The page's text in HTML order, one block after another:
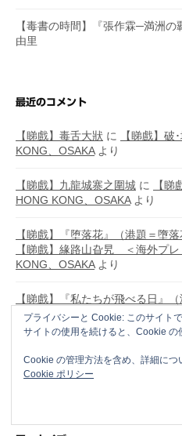
【毒書の時間】『張作霖─満洲
由里
最近のコメント
【睇戲】毒舌大狀 に
【睇戲】
KONG、OSAKAより
【睇戲】九龍城寨之圍城 に
【
HONG KONG、OSAKAより
【睇戲】『堕落花』（港題＝墮
【睇戲】緣路山旮旯 ＜海外プ
KONG、OSAKAより
【睇戲】『私たちが飛べる日』
初上映＞に【睇戲】緣路山旮
ちゃがHONG KONG、OSAKAよ
【睇戲】『アバディーン』（港
【睇戲】臨時決鬥 – どがちゃが
プライバシーと Cookie: このサイト
サイトの使用を続けると、Cookie の
Cookie の管理方法を含め、詳細に
Cookie ポリシー